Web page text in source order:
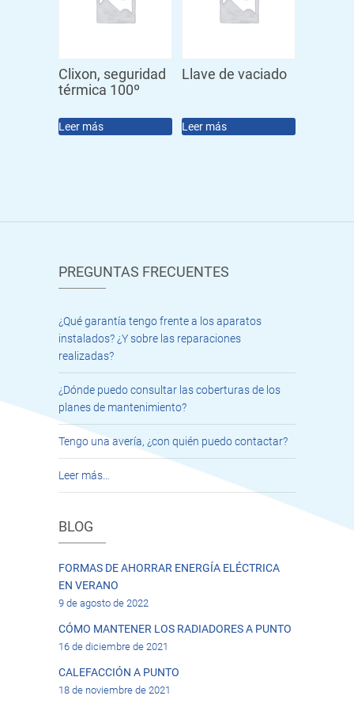
Clixon, seguridad
térmica 100º
Leer más
Llave de vaciado
Leer más
PREGUNTAS FRECUENTES
¿Qué garantía tengo frente a los aparatos
instalados? ¿Y sobre las reparaciones
realizadas?
¿Dónde puedo consultar las coberturas de los
planes de mantenimiento?
Tengo una avería, ¿con quién puedo contactar?
Leer más…
BLOG
FORMAS DE AHORRAR ENERGÍA ELÉCTRICA
EN VERANO
9 de agosto de 2022
CÓMO MANTENER LOS RADIADORES A PUNTO
16 de diciembre de 2021
CALEFACCIÓN A PUNTO
18 de noviembre de 2021